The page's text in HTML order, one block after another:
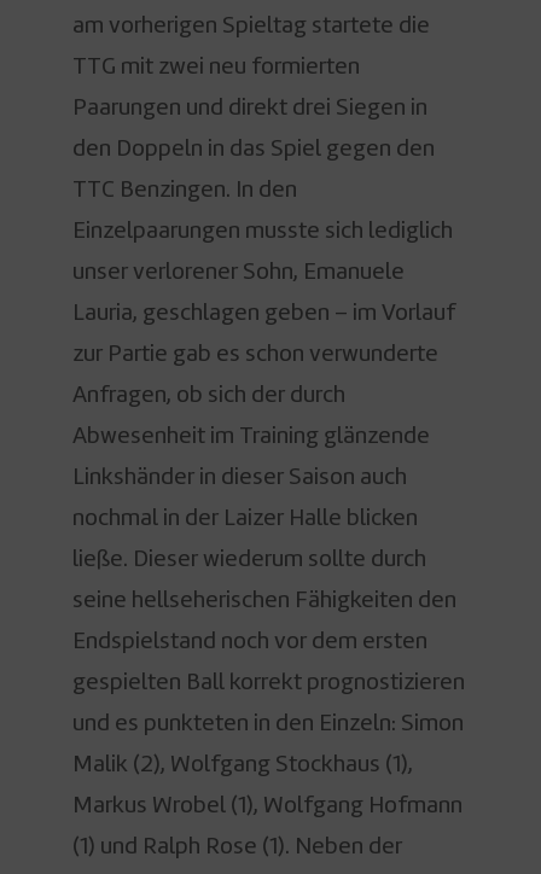
am vorherigen Spieltag startete die
TTG mit zwei neu formierten
Paarungen und direkt drei Siegen in
den Doppeln in das Spiel gegen den
TTC Benzingen. In den
Einzelpaarungen musste sich lediglich
unser verlorener Sohn, Emanuele
Lauria, geschlagen geben – im Vorlauf
zur Partie gab es schon verwunderte
Anfragen, ob sich der durch
Abwesenheit im Training glänzende
Linkshänder in dieser Saison auch
nochmal in der Laizer Halle blicken
ließe. Dieser wiederum sollte durch
seine hellseherischen Fähigkeiten den
Endspielstand noch vor dem ersten
gespielten Ball korrekt prognostizieren
und es punkteten in den Einzeln: Simon
Malik (2), Wolfgang Stockhaus (1),
Markus Wrobel (1), Wolfgang Hofmann
(1) und Ralph Rose (1). Neben der